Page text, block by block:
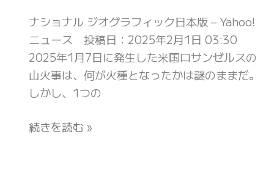
ナ
ル
ジ
オ
グ
ラ
ィ
認
知
症
で
は
ら
ナショナル ジオグラフィック日本版 – Yahoo!
ニュース 投稿日：2025年2月1日 03:30
2025年1月7日に発生した米国ロサンゼルスの
山火事は、何が火種となったかは謎のままだ。
しかし、1つの
候
変
動
で
35％
き
続きを読む »